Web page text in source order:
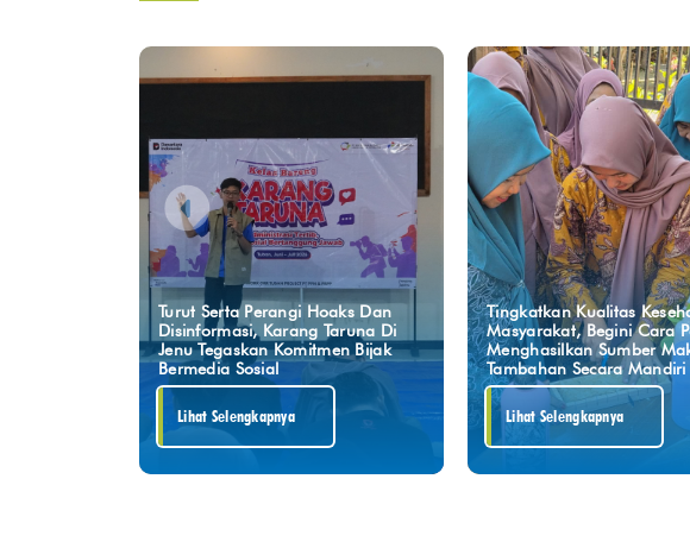
Turut Serta Perangi Hoaks Dan
Disinformasi, Karang Taruna Di
Jenu Tegaskan Komitmen Bijak
Bermedia Sosial
Lihat Selengkapnya
Tingkatkan Kualitas
Masyarakat, Begini Cara
Menghasilkan Sumber
Tambahan Secara Mandiri
Lihat Selengkapnya